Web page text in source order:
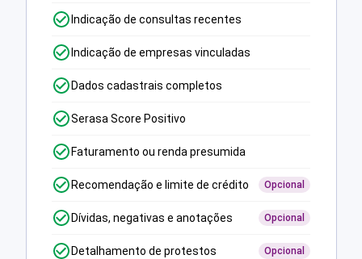
Indicação de consultas recentes
Indicação de empresas vinculadas
Dados cadastrais completos
Serasa Score Positivo
Faturamento ou renda presumida
Recomendação e limite de crédito Opcional
Dívidas, negativas e anotações Opcional
Detalhamento de protestos Opcional